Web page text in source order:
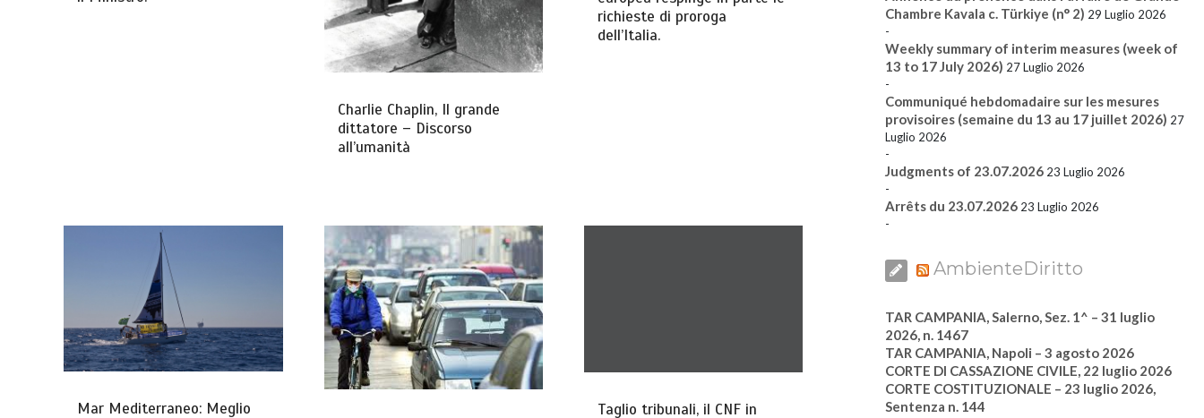
Charlie Chaplin, Il grande
dittatore – Discorso
all’umanità
richieste di proroga
dell’Italia.
Mar Mediterraneo: Meglio
Taglio tribunali, il CNF in
Chambre Kavala c. Türkiye (n° 2) 29 Luglio 2026
-
Weekly summary of interim measures (week of
13 to 17 July 2026) 27 Luglio 2026
-
Communiqué hebdomadaire sur les mesures
provisoires (semaine du 13 au 17 juillet 2026) 27
Luglio 2026
-
Judgments of 23.07.2026 23 Luglio 2026
-
Arrêts du 23.07.2026 23 Luglio 2026
-
AmbienteDiritto
TAR CAMPANIA, Salerno, Sez. 1^ – 31 luglio
2026, n. 1467
TAR CAMPANIA, Napoli – 3 agosto 2026
CORTE DI CASSAZIONE CIVILE, 22 luglio 2026
CORTE COSTITUZIONALE – 23 luglio 2026,
Sentenza n. 144